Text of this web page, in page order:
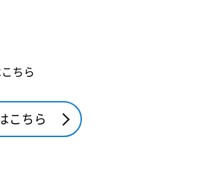
ちら
こちら